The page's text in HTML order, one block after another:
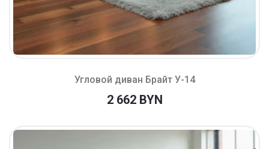
Угловой диван Брайт У-14
2 662 BYN